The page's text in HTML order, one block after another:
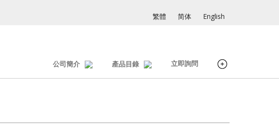
繁體 简体 English
公司簡介 產品目錄 立即詢問